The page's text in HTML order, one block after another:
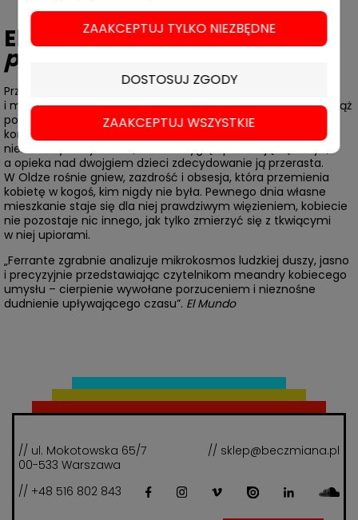
Elena Ferrante,Czas
porzucenia
Przed laty Olga zamieniła literackie aspiracje na życie żony
i matki. Gdy po piętnastu latach związku dowiaduje się, że mąż
porzuca ją dla znacznie młodszej dziewczyny, jej życie
kompletnie się rozsypuje. Codzienne obowiązki stają się
niemożliwym wysiłkiem, uroda i wygląd przestają się liczyć,
a opieka nad dwojgiem dzieci zdecydowanie ją przerasta.
W Oldze rośnie gniew, zazdrość i obsesja, która przemienia
kobietę w kogoś, kim nigdy nie była. Pewnego dnia własne
mieszkanie staje się dla niej prawdziwym więzieniem, kobiecie
nie pozostaje nic innego, jak tylko zmierzyć się z tkwiącymi
w niej upiorami.
„Ferrante zgrabnie analizuje mikrokosmos ludzkiej duszy, jasno
i precyzyjnie przedstawiając czytelnikom meandry kobiecego
umysłu – cierpienie wywołane porzuceniem i nieznośne
dudnienie upływającego czasu”. El Mundo
// ul. Mokotowska 65/7
00-533 Warszawa
// sklep@beczmiana.pl
// +48 516 802 843
ZAAKCEPTUJ TYLKO NIEZBĘDNE
DOSTOSUJ ZGODY
ZAAKCEPTUJ WSZYSTKIE